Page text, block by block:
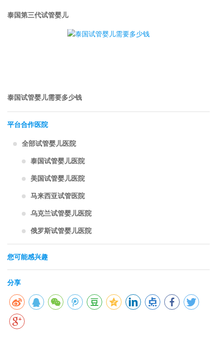
泰国第三代试管婴儿
泰国试管婴儿需要多少钱
平台合作医院
全部试管婴儿医院
泰国试管婴儿医院
美国试管婴儿医院
马来西亚试管医院
乌克兰试管婴儿医院
俄罗斯试管婴儿医院
您可能感兴趣
分享